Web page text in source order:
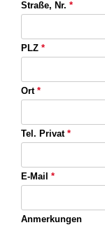
Straße, Nr. *
PLZ *
Ort *
Tel. Privat *
E-Mail *
Anmerkungen